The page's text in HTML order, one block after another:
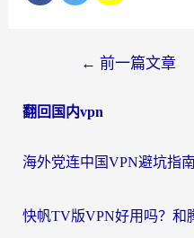
导
← 前一篇文章
翻回国内vpn